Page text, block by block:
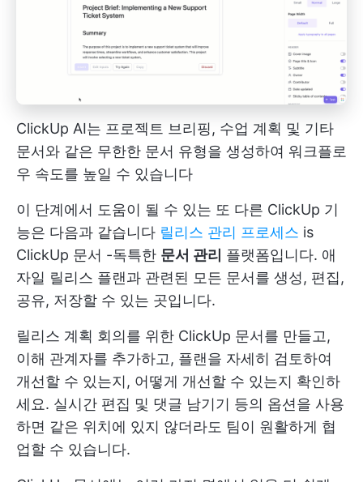
ClickUp AI는 프로젝트 브리핑, 수업 계획 및 기타
문서와 같은 무한한 문서 유형을 생성하여 워크플로
우 속도를 높일 수 있습니다
이 단계에서 도움이 될 수 있는 또 다른 ClickUp 기
능은 다음과 같습니다 릴리스 관리 프로세스 is
ClickUp 문서 -독특한 문서 관리 플랫폼입니다. 애
자일 릴리스 플랜과 관련된 모든 문서를 생성, 편집,
공유, 저장할 수 있는 곳입니다.
릴리스 계획 회의를 위한 ClickUp 문서를 만들고,
이해 관계자를 추가하고, 플랜을 자세히 검토하여
개선할 수 있는지, 어떻게 개선할 수 있는지 확인하
세요. 실시간 편집 및 댓글 남기기 등의 옵션을 사용
하면 같은 위치에 있지 않더라도 팀이 원활하게 협
업할 수 있습니다.